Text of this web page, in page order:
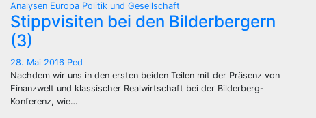
Analysen Europa Politik und Gesellschaft
Stippvisiten bei den Bilderbergern
(3)
28. Mai 2016 Ped
Nachdem wir uns in den ersten beiden Teilen mit der Präsenz von
Finanzwelt und klassischer Realwirtschaft bei der Bilderberg-
Konferenz, wie…